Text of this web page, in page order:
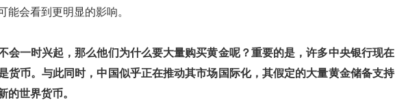
能会看到更明显的影响。
会一时兴起，那么他们为什么要大量购买黄金呢？重要的是，许多中央银行现在
货币。与此同时，中国似乎正在推动其市场国际化，其假定的大量黄金储备支持
的世界货币。